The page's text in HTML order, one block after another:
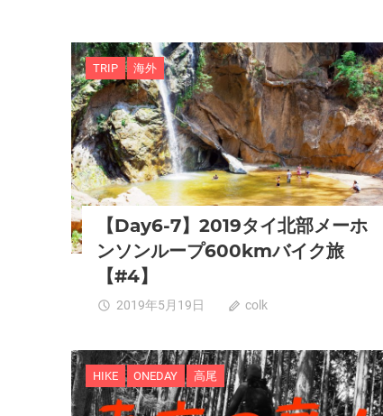
TRIP 海外
【Day6-7】2019タイ北部メーホ
ンソンループ600kmバイク旅
【#4】
2019年5月19日 colk
HIKE ONEDAY 高尾